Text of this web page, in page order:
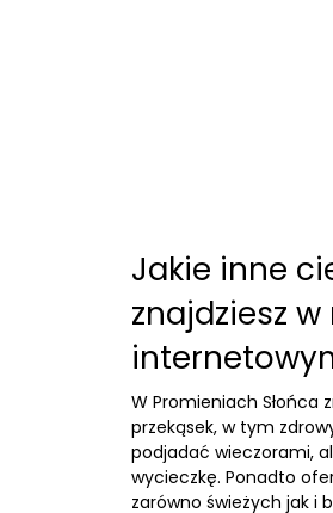
Jakie inne
znajdziesz
W Promieniach Słońca
przekąsek, w tym
podjadać wieczorami,
wycieczkę. Ponadto
zarówno świeżych jak i